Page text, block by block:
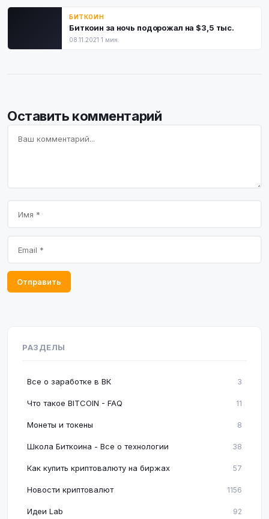
БИТКОИН
Биткоин за ночь подорожал на $3,5 тыс.
08.11.2021·1 мин.
Оставить комментарий
Отправить
РАЗДЕЛЫ
Все о заработке в ВК 3
Что такое BITCOIN - FAQ 11
Монеты и токены 8
Школа Биткоина - Все о технологии 38
Как купить криптовалюту на биржах 57
Новости криптовалют 1156
Идеи Lab 92